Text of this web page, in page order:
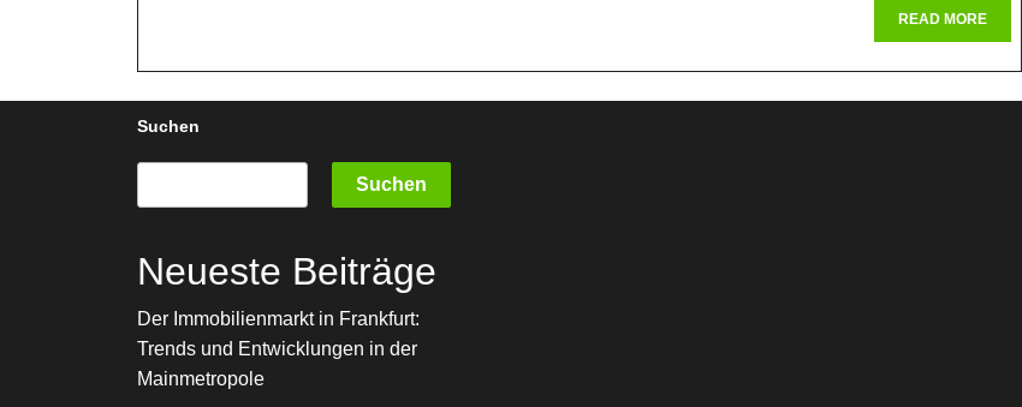
READ MOREREAD
MORE
Suchen
Suchen
Neueste Beiträge
Der Immobilienmarkt in Frankfurt:
Trends und Entwicklungen in der
Mainmetropole